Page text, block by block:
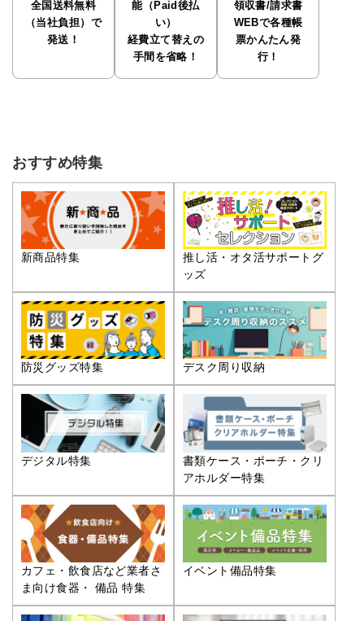
全国送料無料
（当社負担）で
発送！
能（Paid後払
い）
経費立て替えの
手間を省略！
領収書/請求書
WEBで各種帳
票かんたん発
行！
おすすめ特集
新商品特集
推し活・オタ活サポートグ
ッズ
防災グッズ特集 デスク周り収納
デジタル特集
書類ケース・ポーチ・クリ
アホルダー特集
カフェ・飲食店など業者さ
ま向け食器・ 備品 特集
イベント備品特集